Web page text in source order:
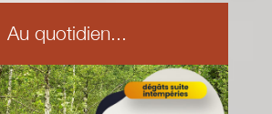
Au quotidien...